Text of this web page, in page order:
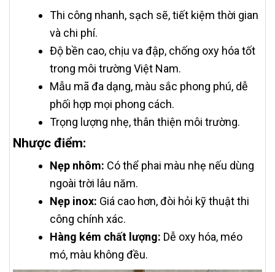
Thi công nhanh, sạch sẽ, tiết kiệm thời gian
và chi phí.
Độ bền cao, chịu va đập, chống oxy hóa tốt
trong môi trường Việt Nam.
Mẫu mã đa dạng, màu sắc phong phú, dễ
phối hợp mọi phong cách.
Trọng lượng nhẹ, thân thiện môi trường.
Nhược điểm:
Nẹp nhôm: Có thể phai màu nhẹ nếu dùng
ngoài trời lâu năm.
Nẹp inox: Giá cao hơn, đòi hỏi kỹ thuật thi
công chính xác.
Hàng kém chất lượng: Dễ oxy hóa, méo
mó, màu không đều.